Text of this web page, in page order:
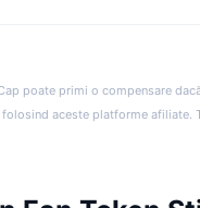
poate primi o compensare
aceste platforme afiliate.